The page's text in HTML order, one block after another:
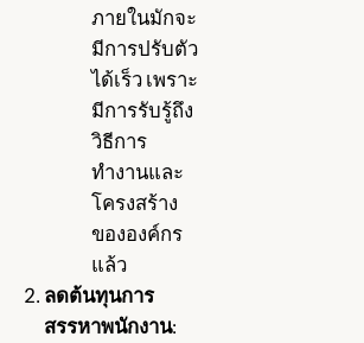
ภายในมักจะ
มีการปรับตัว
ได้เร็ว เพราะ
มีการรับรู้ถึง
วิธีการ
ทำงานและ
โครงสร้าง
ขององค์กร
แล้ว
ลดต้นทุนการ
สรรหาพนักงาน: